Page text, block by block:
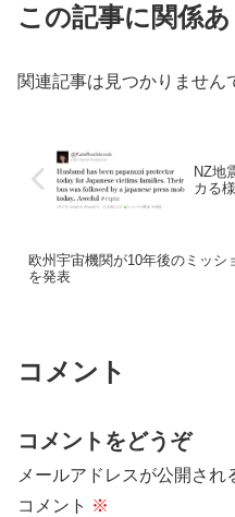
この記事に関係
関連記事は見つかりません
NZ地
カる
欧州宇宙機関が10年後のミッシ
を発表
コメント
コメントをどうぞ
メールアドレスが公開され
コメント ※